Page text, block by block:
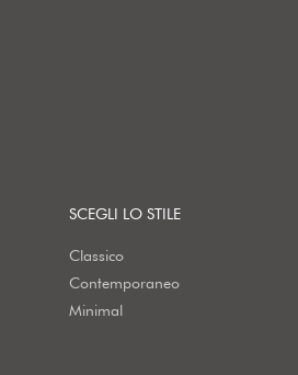
SCEGLI LO STILE
Classico
Contemporaneo
Minimal